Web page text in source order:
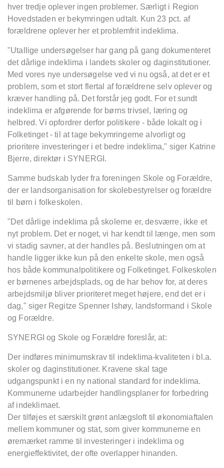
hver tredje oplever ingen problemer. Særligt i Region
Hovedstaden er bekymringen udtalt. Kun 23 pct. af
forældrene oplever her et problemfrit indeklima.
"Utallige undersøgelser har gang på gang dokumenteret
det dårlige indeklima i landets skoler og daginstitutioner.
Med vores nye undersøgelse ved vi nu også, at det er et
problem, som et stort flertal af forældrene selv oplever og
kræver handling på. Det forstår jeg godt. For et sundt
indeklima er afgørende for børns trivsel, læring og
helbred. Vi opfordrer derfor politikere - både lokalt og i
Folketinget - til at tage bekymringerne alvorligt og
prioritere investeringer i et bedre indeklima," siger Katrine
Bjerre, direktør i SYNERGI.
Samme budskab lyder fra foreningen Skole og Forældre,
der er landsorganisation for skolebestyrelser og forældre
til børn i folkeskolen.
"Det dårlige indeklima på skolerne er, desværre, ikke et
nyt problem. Det er noget, vi har kendt til længe, men som
vi stadig savner, at der handles på. Beslutningen om at
handle ligger ikke kun på den enkelte skole, men også
hos både kommunalpolitikere og Folketinget. Folkeskolen
er børnenes arbejdsplads, og de har behov for, at deres
arbejdsmiljø bliver prioriteret meget højere, end det er i
dag," siger Regitze Spenner Ishøy, landsformand i Skole
og Forældre.
SYNERGI og Skole og Forældre foreslår, at:
Der indføres minimumskrav til indeklima-kvaliteten i bl.a.
skoler og daginstitutioner. Kravene skal tage
udgangspunkt i en ny national standard for indeklima.
Kommunerne udarbejder handlingsplaner for forbedring
af indeklimaet.
Der tilføjes et særskilt grønt anlægsloft til økonomiaftalen
mellem kommuner og stat, som giver kommunerne en
øremærket ramme til investeringer i indeklima og
energieffektivitet, der ofte overlapper hinanden.